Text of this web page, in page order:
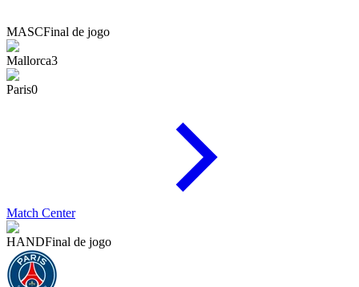
MASCFinal de jogo
Mallorca3
Paris0
Match Center
HANDFinal de jogo